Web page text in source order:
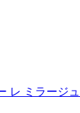
レ ミラージ